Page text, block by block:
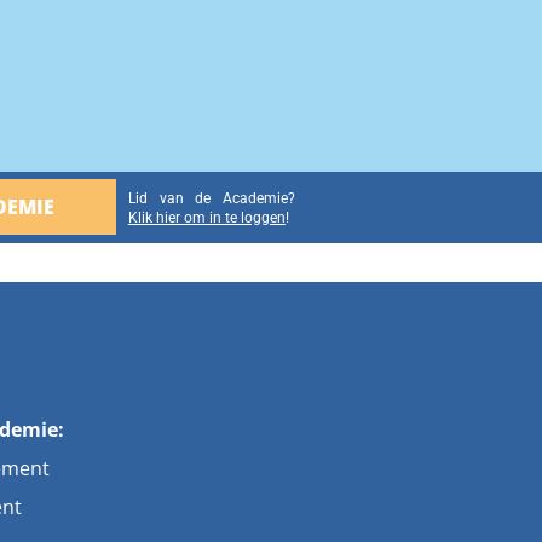
Lid van de Academie?
Klik hier om in te loggen!